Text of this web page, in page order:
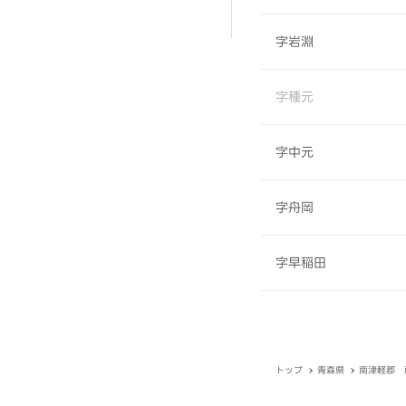
字岩淵
字種元
字中元
字舟岡
字早稲田
トップ 青森県 南津軽郡